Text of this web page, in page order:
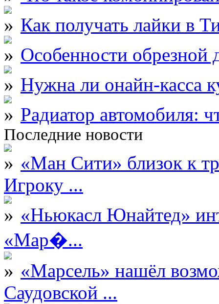
Как получать лайки в
Особенности обрезной
Нужна ли онайн-касса
Радиатор автомобиля:
Последние новости
«Ман Сити» близок к
Игроку ...
«Ньюкасл Юнайтед»
«Мар�...
«Марсель» нашёл
Саудовской ...